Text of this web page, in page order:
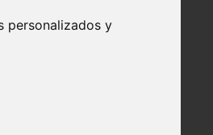
personalizados y